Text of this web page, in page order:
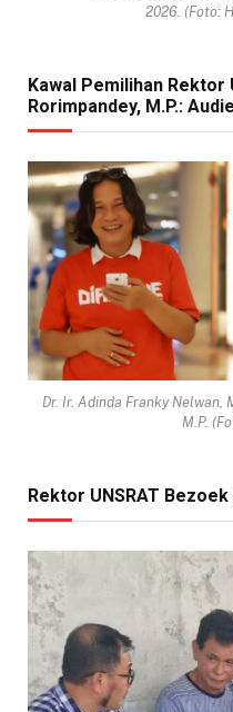
2026. (Foto:
Kawal Pemilihan Rektor
Rorimpandey, M.P.:
Dr. Ir. Adinda Franky Nelwan,
M.P.
Rektor UNSRAT